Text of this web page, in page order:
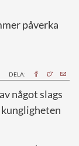
påverka
DELA:
något slags